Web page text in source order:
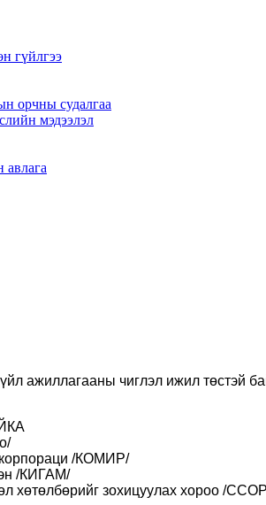
гүйлгээ
орчны судалгаа
мэдээлэл
ажиллагааны чиглэл ижил төстэй
корпораци /КОМИР/
/КИГАМ/
хөтөлбөрийг зохицуулах хороо /